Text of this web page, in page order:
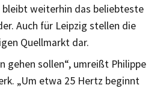
weiterhin das beliebteste
Auch für Leipzig stellen die
Quellmarkt dar.
gehen sollen“, umreißt Philippe
„Um etwa 25 Hertz beginnt